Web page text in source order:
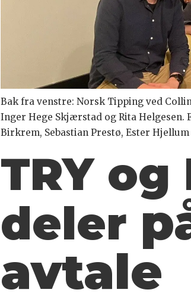
Bak fra venstre: Norsk Tipping ved
Inger Hege Skjærstad og Rita Helgesen.
Birkrem, Sebastian Prestø, Ester
TRY
deler
avtale